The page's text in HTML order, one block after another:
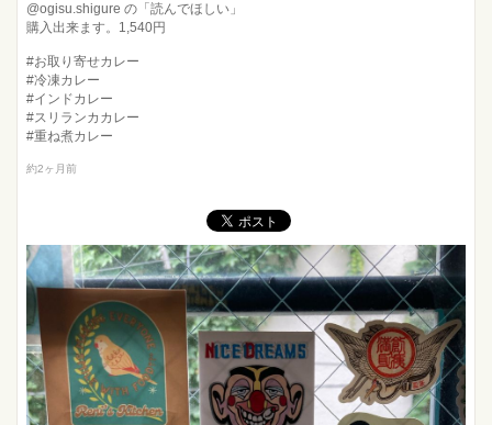
@ogisu.shigure の「読んでほしい」
購入出来ます。1,540円
#お取り寄せカレー
#冷凍カレー
#インドカレー
#スリランカカレー
#重ね煮カレー
約2ヶ月前